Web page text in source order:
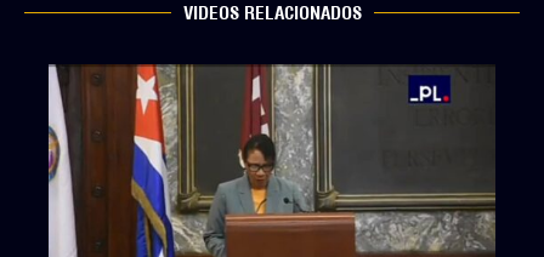
VIDEOS RELACIONADOS